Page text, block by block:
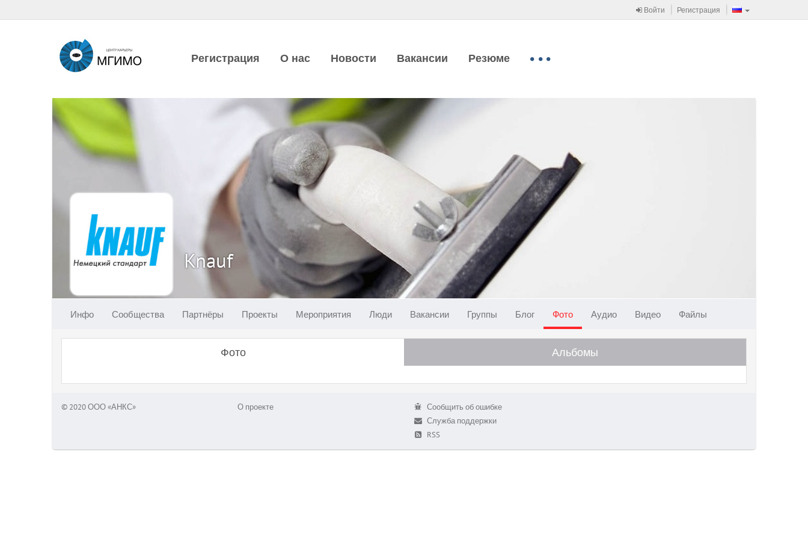
Войти Регистрация
Регистрация О нас Новости Вакансии Резюме
Knauf
Инфо Сообщества Партнёры Проекты Мероприятия Люди Вакансии Группы Блог Фото Аудио Видео Файлы
Фото Альбомы
© 2020 ООО «АНКС» О проекте
Сообщить об ошибке
Служба поддержки
RSS